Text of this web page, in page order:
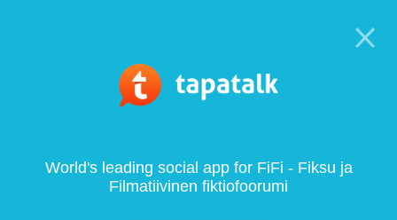
World's leading social app for FiFi - Fiksu ja
Filmatiivinen fiktiofoorumi